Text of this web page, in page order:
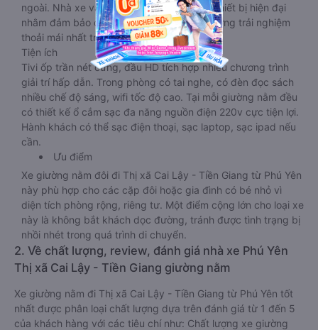
ngoài. Nhà xe vẫn chú trọng trang bị các thiết bị hiện đại
nhằm đảm bảo cho quý khách hàng có những trải nghiệm
thoải mái nhất trong suốt chuyến đi.
Tiện ích
Tivi ốp trần nét cứng, đầu HD tích hợp nhiều chương trình
giải trí hấp dẫn. Trong phòng có tai nghe, có đèn đọc sách
nhiều chế độ sáng, wifi tốc độ cao. Tại mỗi giường nằm đều
có thiết kế ổ cắm sạc đa năng nguồn điện 220v cực tiện lợi.
Hành khách có thể sạc điện thoại, sạc laptop, sạc ipad nếu
cần.
Ưu điểm
Xe giường nằm đôi đi Thị xã Cai Lậy - Tiền Giang từ Phú Yên
này phù hợp cho các cặp đôi hoặc gia đình có bé nhỏ vì
diện tích phòng rộng, riêng tư. Một điểm cộng lớn cho loại xe
này là không bắt khách dọc đường, tránh được tình trạng bị
nhồi nhét trong quá trình di chuyển.
2. Về chất lượng, review, đánh giá nhà xe Phú Yên
Thị xã Cai Lậy - Tiền Giang giường nằm
Xe giường nằm đi Thị xã Cai Lậy - Tiền Giang từ Phú Yên tốt
nhất được phân loại chất lượng dựa trên đánh giá từ 1 đến 5
của khách hàng với các tiêu chí như: Chất lượng xe giường